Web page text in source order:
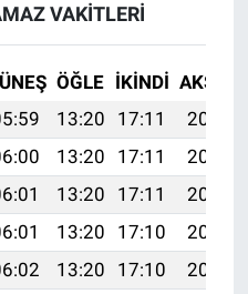
VAKITLERI
ÖĞLE İKINDI AKŞAM
13:20 17:11
20:31
13:20 17:11
20:31
13:20 17:11
20:30
13:20 17:10
20:29
13:20 17:10
20:28